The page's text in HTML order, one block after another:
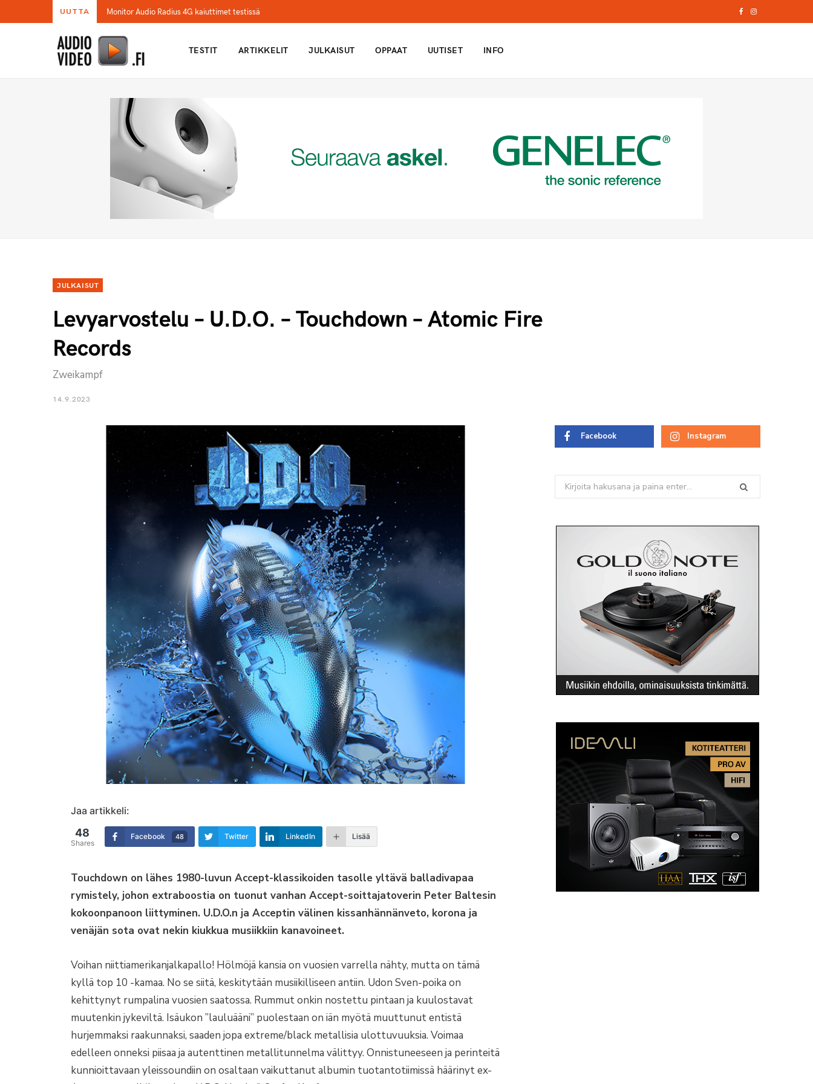
UUTTA Monitor Audio Radius 4G kaiuttimet testissä I
TESTIT ARTIKKELIT JULKAISUT OPPAAT UUTISET INFO
JULKAISUT
Levyarvostelu – U.D.O. – Touchdown – Atomic Fire
Records
Zweikampf
14.9.2023
Jaa artikkeli:
48
Shares
Facebook 48 Twitter LinkedIn Lisää
Touchdown on lähes 1980-luvun Accept-klassikoiden tasolle yltävä balladivapaa
rymistely, johon extraboostia on tuonut vanhan Accept-soittajatoverin Peter Baltesin
kokoonpanoon liittyminen. U.D.O.n ja Acceptin välinen kissanhännänveto, korona ja
venäjän sota ovat nekin kiukkua musiikkiin kanavoineet.
Voihan niittiamerikanjalkapallo! Hölmöjä kansia on vuosien varrella nähty, mutta on tämä
kyllä top 10 -kamaa. No se siitä, keskitytään musiikilliseen antiin. Udon Sven-poika on
kehittynyt rumpalina vuosien saatossa. Rummut onkin nostettu pintaan ja kuulostavat
muutenkin jykeviltä. Isäukon ”lauluääni” puolestaan on iän myötä muuttunut entistä
hurjemmaksi raakunnaksi, saaden jopa extreme/black metallisia ulottuvuuksia. Voimaa
edelleen onneksi piisaa ja autenttinen metallitunnelma välittyy. Onnistuneeseen ja perinteitä
kunnioittavaan yleissoundiin on osaltaan vaikuttanut albumin tuotantotiimissä häärinyt ex-
Facebook Instagram
Search
for: